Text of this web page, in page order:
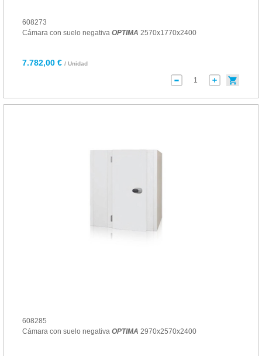
608273
Cámara con suelo negativa OPTIMA 2570x1770x2400
7.782,00 € / Unidad
608285
Cámara con suelo negativa OPTIMA 2970x2570x2400